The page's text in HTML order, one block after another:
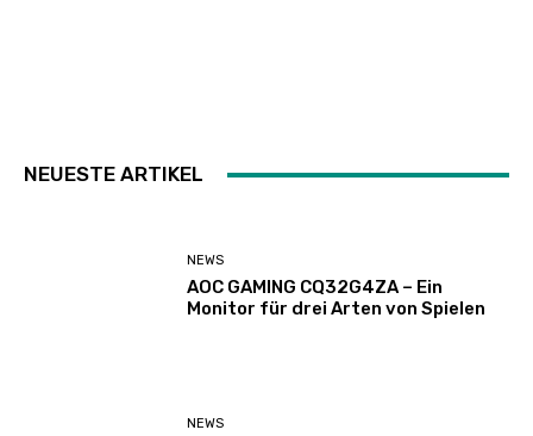
NEUESTE ARTIKEL
NEWS
AOC GAMING CQ32G4ZA – Ein
Monitor für drei Arten von Spielen
NEWS